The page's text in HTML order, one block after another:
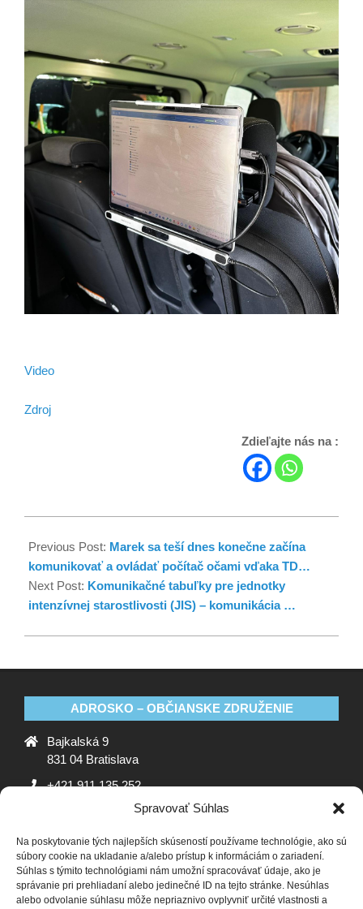
Spravovať Súhlas
Na poskytovanie tých najlepších skúseností používame technológie, ako sú
súbory cookie na ukladanie a/alebo prístup k informáciám o zariadení.
Súhlas s týmito technológiami nám umožní spracovávať údaje, ako je
správanie pri prehliadaní alebo jedinečné ID na tejto stránke. Nesúhlas
alebo odvolanie súhlasu môže nepriaznivo ovplyvniť určité vlastnosti a
Video
Zdroj
Zdieľajte nás na :
Previous Post: Marek sa teší dnes konečne začína
komunikovať a ovládať počítač očami vďaka TD…
Next Post: Komunikačné tabuľky pre jednotky
intenzívnej starostlivosti (JIS) – komunikácia …
ADROSKO – OBČIANSKE ZDRUŽENIE
Bajkalská 9
831 04 Bratislava
+421 911 135 252
ADROSKO
Stanovy OZ Ochrana osobných údajov
Zásady
používania súborov cookie (EÚ)
Vyhlásenie o ochrane